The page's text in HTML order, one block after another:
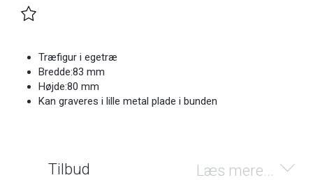
Træfigur i egetræ
Bredde:83 mm
Højde:80 mm
Kan graveres i lille metal plade i bunden
Læs mere...
Tilbud